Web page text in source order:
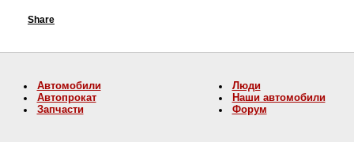
Share
Автомобили
Автопрокат
Запчасти
Люди
Наши автомобили
Форум